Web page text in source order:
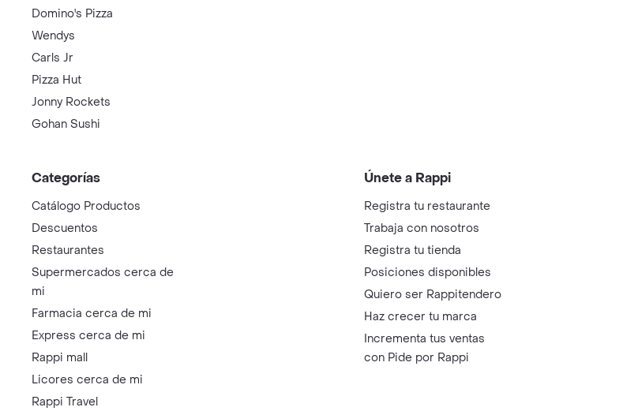
Domino's Pizza
Wendys
Carls Jr
Pizza Hut
Jonny Rockets
Gohan Sushi
Categorías
Catálogo Productos
Descuentos
Restaurantes
Supermercados cerca de
mi
Farmacia cerca de mi
Express cerca de mi
Rappi mall
Licores cerca de mi
Rappi Travel
Únete a Rappi
Registra tu restaurante
Trabaja con nosotros
Registra tu tienda
Posiciones disponibles
Quiero ser Rappitendero
Haz crecer tu marca
Incrementa tus ventas
con Pide por Rappi